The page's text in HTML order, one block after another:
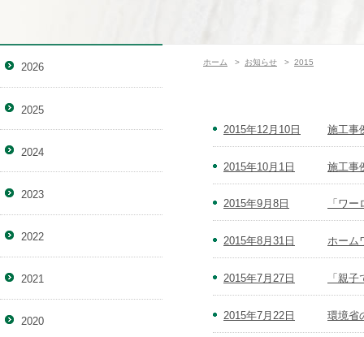
ホーム > お知らせ > 2015
2015年12月10日 施工事
2015年10月1日 施工事
2015年9月8日 「ワ
2015年8月31日 ホーム
2015年7月27日 「親
2015年7月22日 環境省
2026
2025
2024
2023
2022
2021
2020